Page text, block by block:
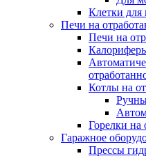
Клетки для
Печи на
Печи на
Котлы на
Горелки на
Гаражное
Прессы